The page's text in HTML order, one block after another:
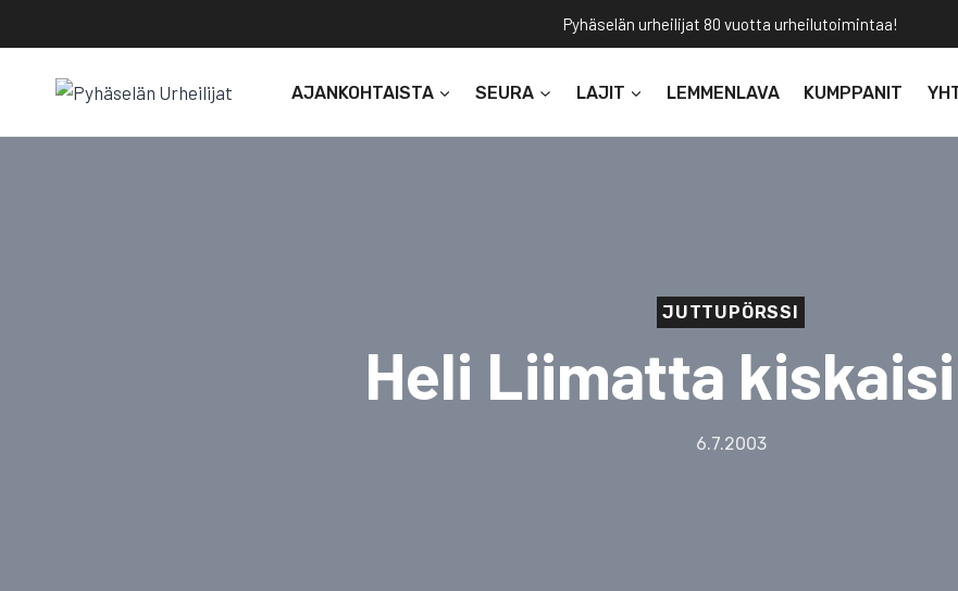
sisältöön
Pyhäselän urheilijat 80 vuotta urheilutoimintaa!
AJANKOHTAISTA SEURA LAJIT LEMMENLAVA KUMPPANIT
JUTTUPÖRSSI
Heli Liimatta
6.7.2003